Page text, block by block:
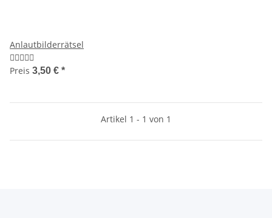
Anlautbilderrätsel
Preis 3,50 € *
Artikel 1 - 1 von 1